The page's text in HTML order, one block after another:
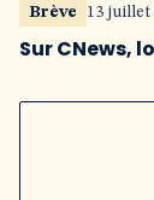
Brève 13 juillet
Sur CNews,